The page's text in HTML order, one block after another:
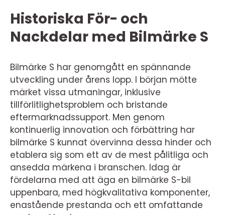
Historiska För- och
Nackdelar med Bilmärke S
Bilmärke S har genomgått en spännande
utveckling under årens lopp. I början mötte
märket vissa utmaningar, inklusive
tillförlitlighetsproblem och bristande
eftermarknadssupport. Men genom
kontinuerlig innovation och förbättring har
bilmärke S kunnat övervinna dessa hinder och
etablera sig som ett av de mest pålitliga och
ansedda märkena i branschen. Idag är
fördelarna med att äga en bilmärke S-bil
uppenbara, med högkvalitativa komponenter,
enastående prestanda och ett omfattande